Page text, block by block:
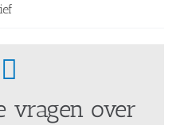
vragen over